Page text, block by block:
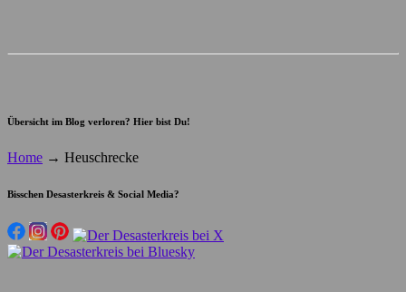
Übersicht im Blog verloren? Hier bist Du!
Home → Heuschrecke
Bisschen Desasterkreis & Social Media?